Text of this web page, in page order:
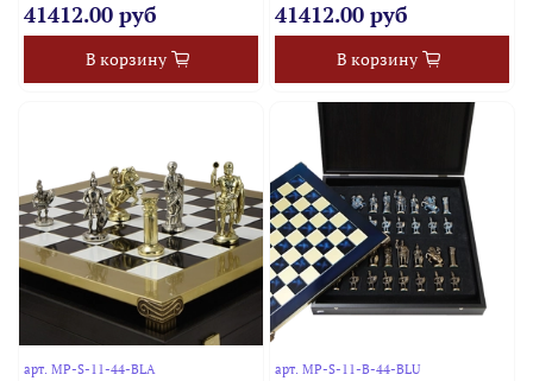
41412.00 руб
В корзину
41412.00 руб
В корзину
арт.MP-S-11-44-BLA арт. MP-S-11-B-44-BLU